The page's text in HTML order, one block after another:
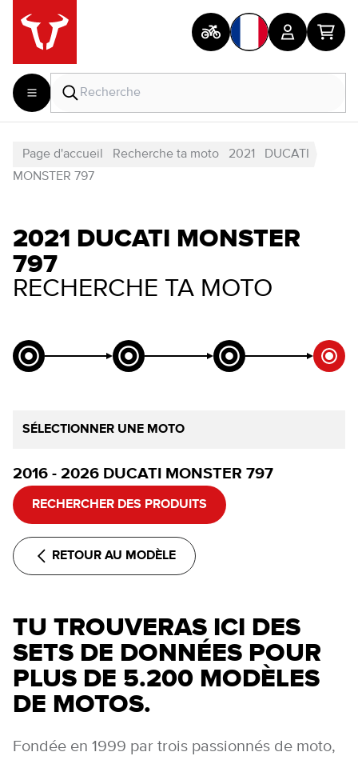
Page d'accueil Recherche ta moto 2021
DUCATI
MONSTER 797
2021 DUCATI MONSTER
797
RECHERCHE TA MOTO
SÉLECTIONNER UNE MOTO
2016 - 2026 DUCATI MONSTER 797
RECHERCHER DES PRODUITS
RETOUR AU MODÈLE
TU TROUVERAS ICI DES
SETS DE DONNÉES POUR
PLUS DE 5.200 MODÈLES
DE MOTOS.
Fondée en 1999 par trois passionnés de moto,